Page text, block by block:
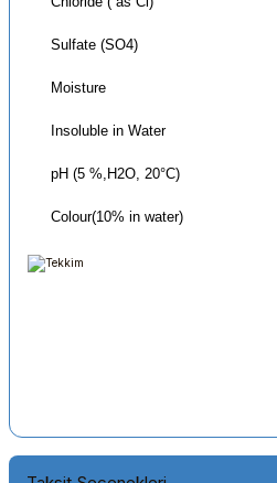
Sulfate (SO4)
Moisture
Insoluble in Water
pH (5 %,H2O, 20°C)
Colour(10% in water)